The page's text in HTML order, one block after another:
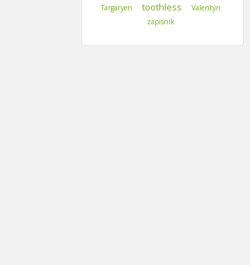
Targaryen
toothless
Valentýn
zápisník